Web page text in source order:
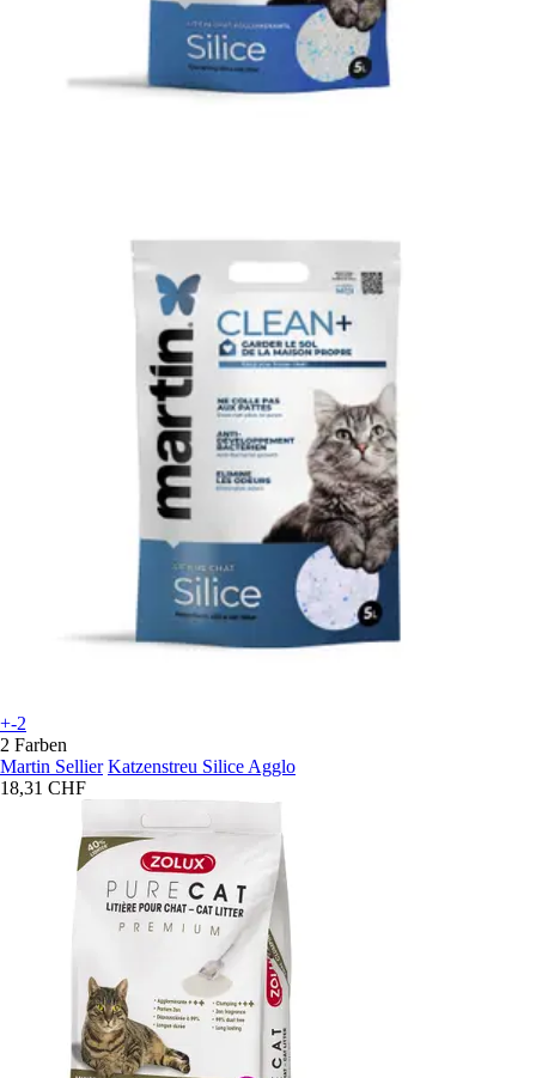
+-2
2 Farben
Martin Sellier Katzenstreu Silice Agglo
18,31 CHF